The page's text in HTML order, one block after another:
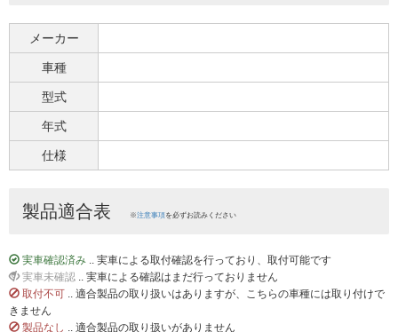
メーカー
車種
型式
年式
仕様
製品適合表 ※注意事項を必ずお読みください
実車確認済み .. 実車による取付確認を行っており、取付可能です
実車未確認 .. 実車による確認はまだ行っておりません
取付不可 .. 適合製品の取り扱いはありますが、こちらの車種には取り付けで
きません
製品なし .. 適合製品の取り扱いがありません